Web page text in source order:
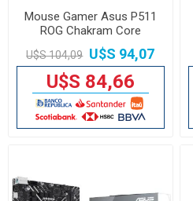
Mouse Gamer Asus P511
ROG Chakram Core
U$S 104,09 U$S 94,07
U$S 84,66